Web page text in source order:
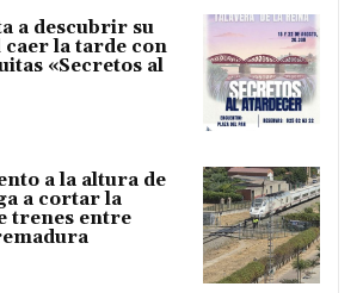
a descubrir su
la tarde con
«Secretos al
a la altura de
a cortar la
trenes entre